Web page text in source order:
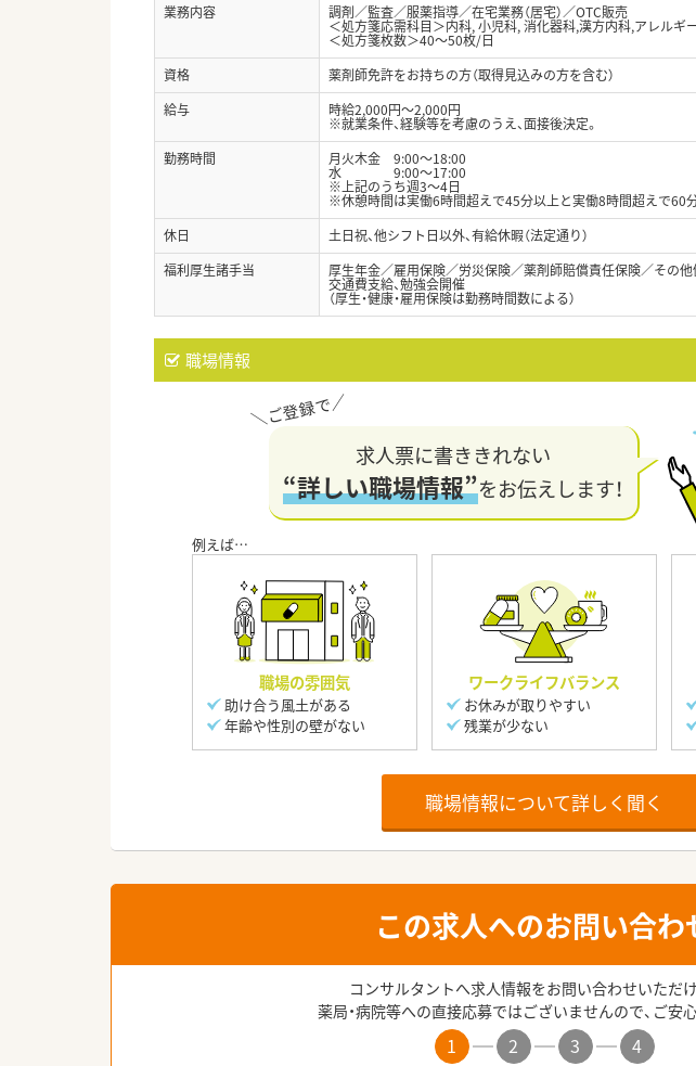
業務内容
調剤／監査／服薬指導／在宅業務（居宅）／OTC販売
＜処方箋応需科目＞内科, 小児科, 消化器科,漢方内科,アレルギ
＜処方箋枚数＞40～50枚/日
資格
薬剤師免許をお持ちの方（取得見込みの方を含む）
給与
時給2,000円～2,000円
※就業条件、経験等を考慮のうえ、面接後決定。
勤務時間
月火木金 9:00～18:00
水 9:00～17:00
※上記のうち週3～4日
※休憩時間は実働6時間超えで45分以上と実働8時間超えで60
休日
土日祝、他シフト日以外、有給休暇（法定通り）
福利厚生諸手当
厚生年金／雇用保険／労災保険／薬剤師賠償責任保険／その
交通費支給、勉強会開催
（厚生・健康・雇用保険は勤務時間数による）
職場情報
求人票に書ききれない
“詳しい職場情報”をお伝えします！
職場の雰囲気
助け合う風土がある
年齢や性別の壁がない
ワークライフバランス
お休みが取りやすい
残業が少ない
職場情報について詳しく聞く
この求人へのお問い合わ
コンサルタントへ求人情報をお問い合わせいただけ
薬局・病院等への直接応募ではございませんので、ご安
1 2 3 4